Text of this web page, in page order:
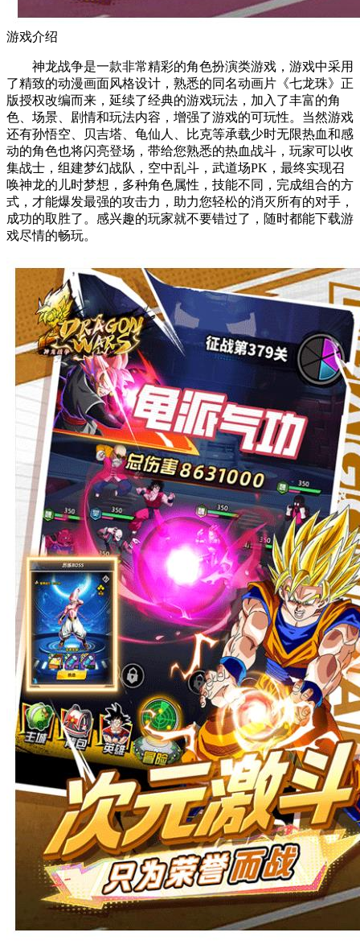
游戏介绍
神龙战争是一款非常精彩的角色扮演类游戏，游戏中采用
了精致的动漫画面风格设计，熟悉的同名动画片《七龙珠》正
版授权改编而来，延续了经典的游戏玩法，加入了丰富的角
色、场景、剧情和玩法内容，增强了游戏的可玩性。当然游戏
还有孙悟空、贝吉塔、龟仙人、比克等承载少时无限热血和感
动的角色也将闪亮登场，带给您熟悉的热血战斗，玩家可以收
集战士，组建梦幻战队，空中乱斗，武道场PK，最终实现召
唤神龙的儿时梦想，多种角色属性，技能不同，完成组合的方
式，才能爆发最强的攻击力，助力您轻松的消灭所有的对手，
成功的取胜了。感兴趣的玩家就不要错过了，随时都能下载游
戏尽情的畅玩。